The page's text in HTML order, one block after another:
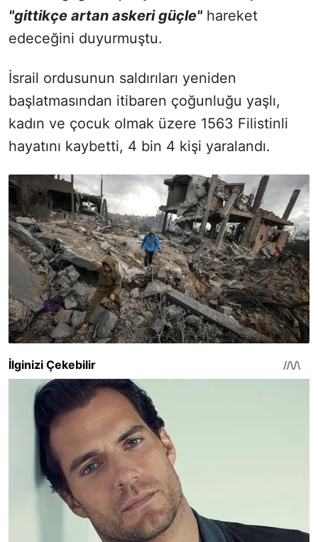
"gittikçe artan askeri güçle"hareket
edeceğini duyurmuştu.
İsrail ordusunun saldırıları yeniden
başlatmasından itibaren çoğunluğu yaşlı,
kadın ve çocuk olmak üzere 1563 Filistinli
hayatını kaybetti, 4 bin 4 kişi yaralandı.